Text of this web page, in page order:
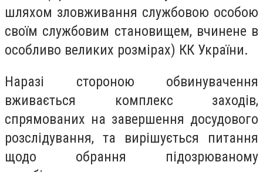
шляхом зловживання службовою особою
своїм службовим становищем, вчинене в
особливо великих розмірах) КК України.
Наразі стороною обвинувачення
вживається комплекс заходів,
спрямованих на завершення досудового
розслідування, та вирішується питання
щодо обрання підозрюваному